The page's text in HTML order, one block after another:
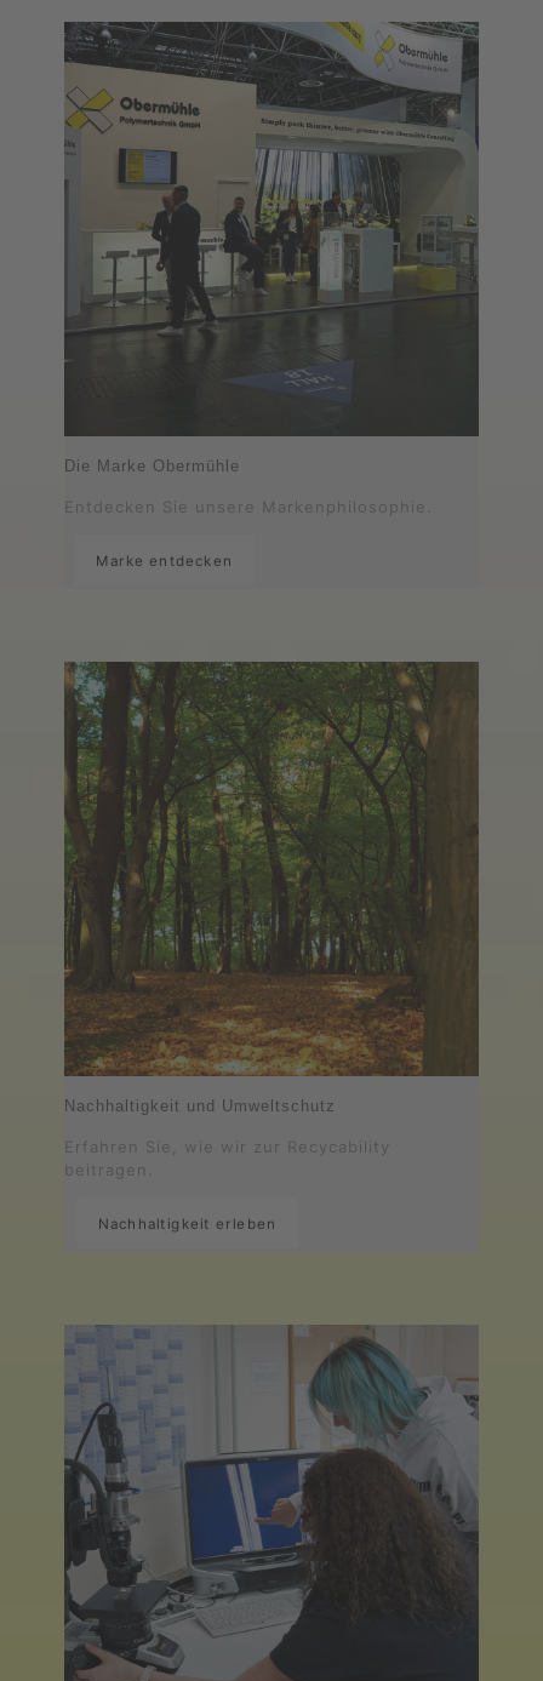
Die Marke Obermühle
Entdecken Sie unsere Markenphilosophie.
Marke entdecken
Nachhaltigkeit und Umweltschutz
Erfahren Sie, wie wir zur Recycability
beitragen.
Nachhaltigkeit erleben